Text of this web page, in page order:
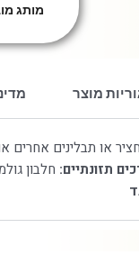
מותג
מוצר
או תבלינים אחרים
תזונתיים: